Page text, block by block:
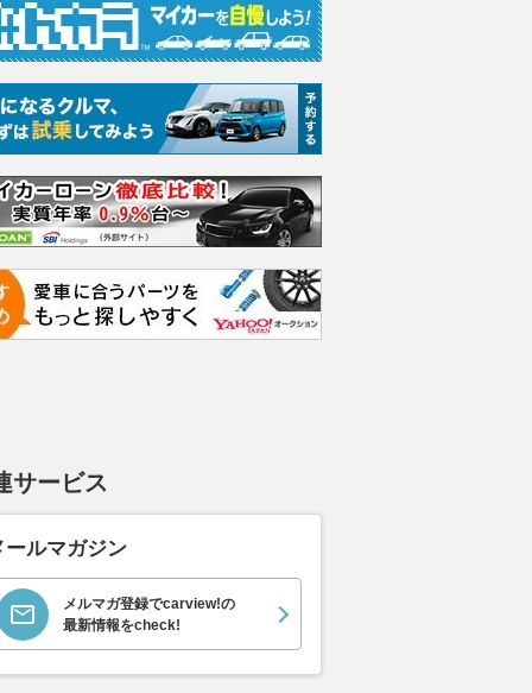
サービス
ールマガジン
メルマガ登録でcarview!の
最新情報をcheck!